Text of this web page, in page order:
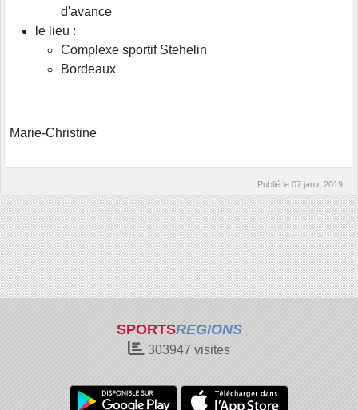
d'avance
le lieu :
Complexe sportif Stehelin
Bordeaux
Marie-Christine
Publié le 07 janv. 2019
SPORTSREGIONS
303947 visites